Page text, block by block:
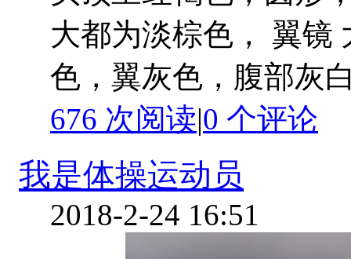
大都为淡棕色， 翼镜
色，翼灰色，腹部灰
676 次阅读|0 个评论
我是体操运动员
2018-2-24 16:51